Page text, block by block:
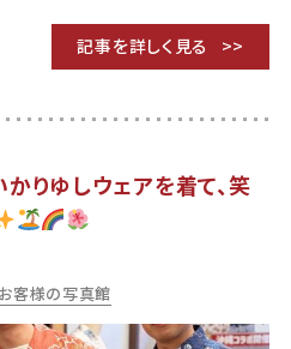
記事を詳しく見る
りゆしウェアを着て、笑
お客様の写真館